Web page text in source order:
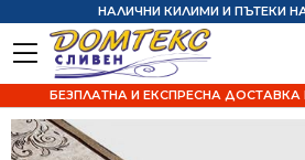
НАЛИЧНИ КИЛИМИ И ПЪТЕКИ
БЕЗПЛАТНА И ЕКСПРЕСНА ДОСТАВКА